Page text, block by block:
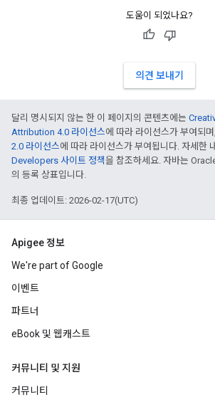
도움이 되었나요?
의견 보내기
달리 명시되지 않는 한 이 페이지의 콘텐츠에는
Attribution 4.0 라이선스에 따라 라이선스가 부여되
2.0 라이선스에 따라 라이선스가 부여됩니다. 자세한
Developers 사이트 정책을 참조하세요. 자바는
의 등록 상표입니다.
최종 업데이트: 2026-02-17(UTC)
Apigee 정보
We're part of Google
이벤트
파트너
eBook 및 웹캐스트
커뮤니티 및 지원
커뮤니티